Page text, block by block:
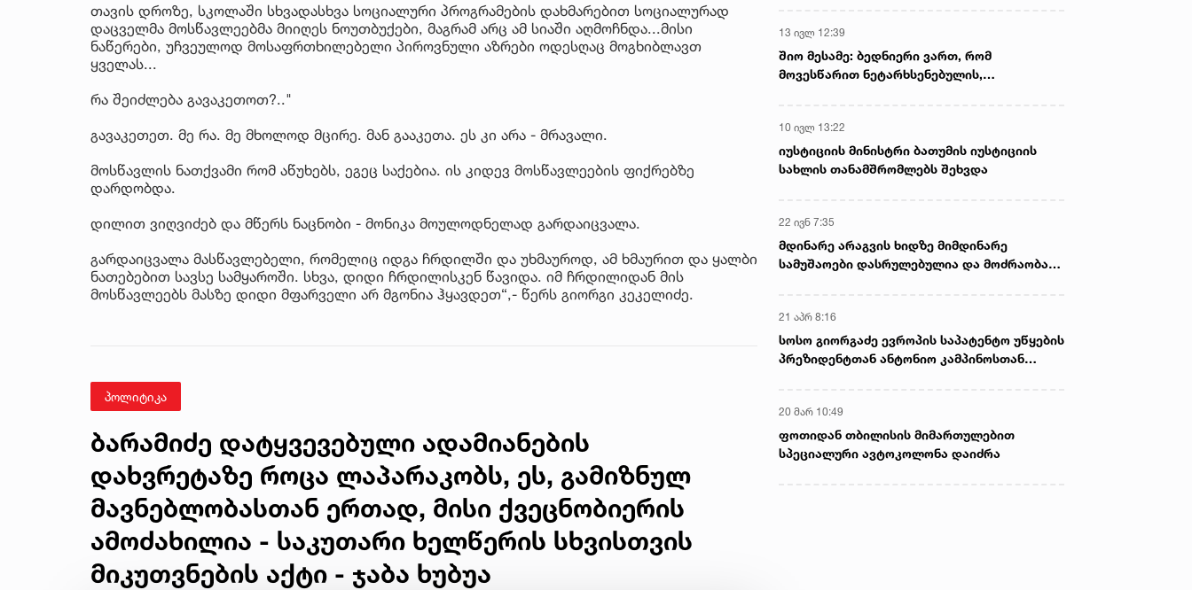
თავის დროზე, სკოლაში სხვადასხვა სოციალური პროგრამების დახმარებით სოციალურად
დაცველმა მოსწავლეებმა მიიღეს ნოუთბუქები, მაგრამ არც ამ სიაში აღმოჩნდა...მისი
ნაწერები, უჩვეულოდ მოსაფრთხილებელი პიროვნული აზრები ოდესღაც მოგხიბლავთ
ყველას...
რა შეიძლება გავაკეთოთ?.."
გავაკეთეთ. მე რა. მე მხოლოდ მცირე. მან გააკეთა. ეს კი არა - მრავალი.
მოსწავლის ნათქვამი რომ აწუხებს, ეგეც საქებია. ის კიდევ მოსწავლეების ფიქრებზე
დარდობდა.
დილით ვიღვიძებ და მწერს ნაცნობი - მონიკა მოულოდნელად გარდაიცვალა.
გარდაიცვალა მასწავლებელი, რომელიც იდგა ჩრდილში და უხმაუროდ, ამ ხმაურით და ყალბი
ნათებებით სავსე სამყაროში. სხვა, დიდი ჩრდილისკენ წავიდა. იმ ჩრდილიდან მის
მოსწავლეებს მასზე დიდი მფარველი არ მგონია ჰყავდეთ“,- წერს გიორგი კეკელიძე.
პოლიტიკა
ბარამიძე დატყვევებული ადამიანების
დახვრეტაზე როცა ლაპარაკობს, ეს, გამიზნულ
მავნებლობასთან ერთად, მისი ქვეცნობიერის
ამოძახილია - საკუთარი ხელწერის სხვისთვის
მიკუთვნების აქტი - ჯაბა ხუბუა
13 ივლ 12:39
შიო მესამე: ბედნიერი ვართ, რომ
მოვესწარით ნეტარხსენებულის,
10 ივლ 13:22
იუსტიციის მინისტრი ბათუმის იუსტიციის
სახლის თანამშრომლებს შეხვდა
22 ივნ 7:35
მდინარე არაგვის ხიდზე მიმდინარე
სამუშაოები დასრულებულია და მოძრაობა
21 აპრ 8:16
სოსო გიორგაძე ევროპის საპატენტო უწყების
პრეზიდენტთან ანტონიო კამპინოსთან
20 მარ 10:49
ფოთიდან თბილისის მიმართულებით
სპეციალური ავტოკოლონა დაიძრა